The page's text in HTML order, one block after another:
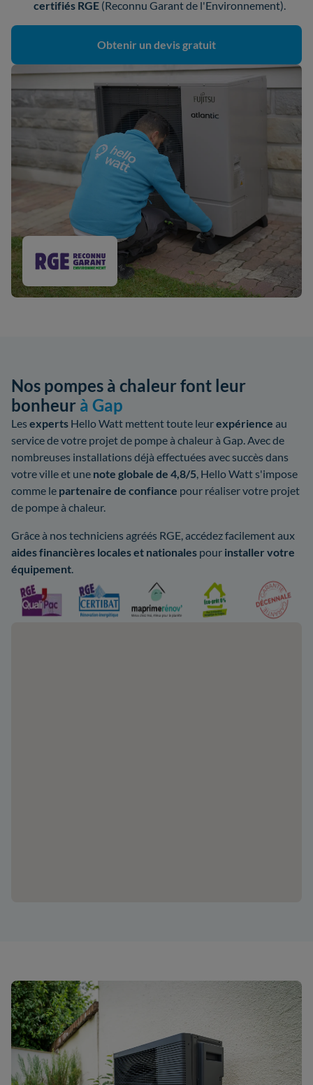
certifiés RGE (Reconnu Garant de l'Environnement).
Obtenir un devis gratuit
Nos pompes à chaleur font leur
bonheur à Gap
Les experts Hello Watt mettent toute leurexpérience au
service de votre projet de pompe à chaleur à Gap. Avec de
nombreuses installations déjà effectuées avec succès dans
votre ville et une note globale de 4,8/5, Hello Watt s'impose
comme le partenaire de confiance pour réaliser votre projet
de pompe à chaleur.
Grâce à nos techniciens agréés RGE, accédez facilement aux
aidesfinancières localeset nationales pour installer votre
équipement.